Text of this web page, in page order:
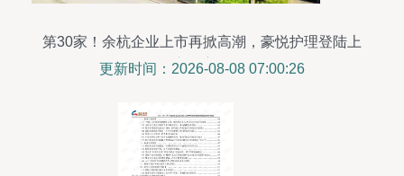
第30家！余杭企业上市再掀高潮，豪悦护理登陆上
交所主板
更新时间：2026-08-08 07:00:26